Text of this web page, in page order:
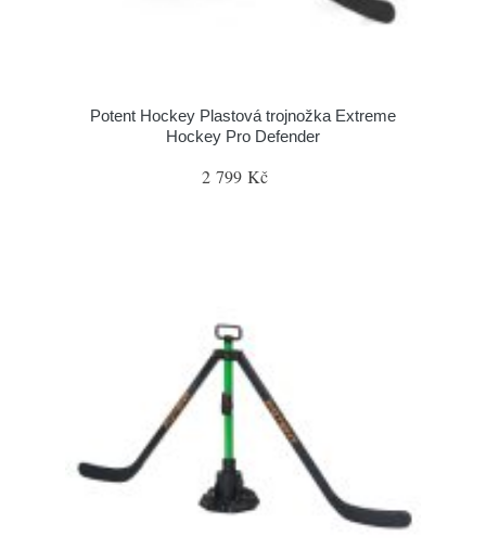
Potent Hockey Plastová trojnožka Extreme
Hockey Pro Defender
2 799 Kč